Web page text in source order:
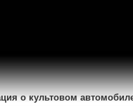
о культовом